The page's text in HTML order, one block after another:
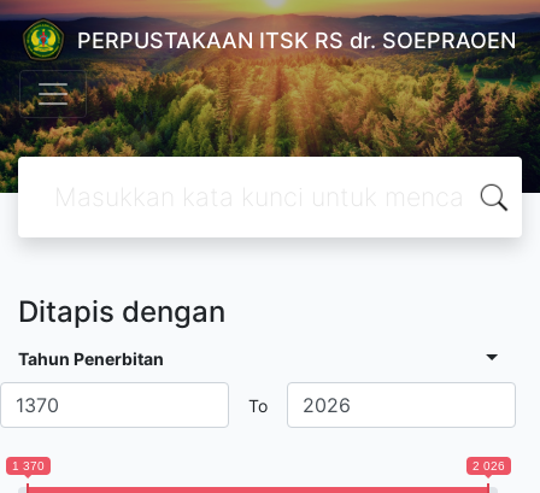
PERPUSTAKAAN ITSK RS dr. SOEPRAOEN
Ditapis dengan
Tahun Penerbitan
To
1 370 2 026